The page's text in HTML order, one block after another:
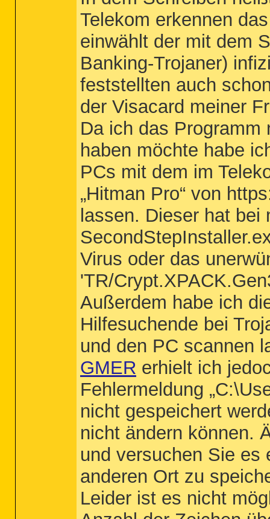
Telekom erkennen
einwählt der mit dem
Banking-Trojaner)
feststellten auch
der Visacard meiner
Da ich das
haben möchte habe
PCs mit dem im
„Hitman Pro“ von
lassen. Dieser hat
Virus oder das
'TR/
Außerdem habe ich
Hilfesuchende bei
und den PC scannen
GMER erhielt ich
Fehlermeldung
nicht gespeichert
nicht ändern können.
und versuchen Sie es
anderen Ort zu
Leider ist es nicht